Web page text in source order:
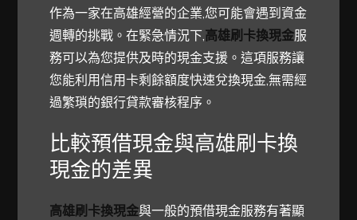
作為一家在高雄經營的企業,您可能會遇到資金
週轉的挑戰。在緊急情況下,高雄刷卡換現金服
務可以為您提供及時的現金支援。這項服務讓
您能利用信用卡剩餘額度快速兌換現金,無需經
過繁瑣的銀行貸款審核程序。
比較預借現金與高雄刷卡換
現金的差異
高雄刷卡換現金與一般的預借現金服務有著顯